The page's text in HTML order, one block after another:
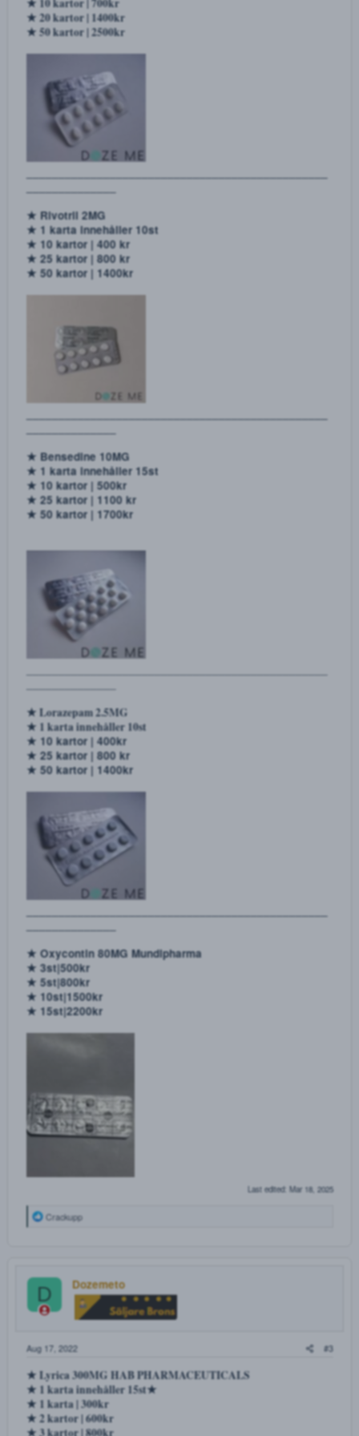
★ 50 kartor | 2000kr
______________
★ Zolpidem 10MG
★ 1 karta innehåller 10st
★ 10 kartor | 700kr
★ 20 kartor | 1400kr
★ 50 kartor | 2500kr
★ Rivotril 2MG
★ 1 karta innehåller 10st
★ 10 kartor | 400 kr
★ 25 kartor | 800 kr
______________
★ Bensedine 10MG
★ 1 karta innehåller 15st
★ 10 kartor | 500kr
★ 25 kartor | 1100 kr
★ 50 kartor | 1700kr
______________
★ Lorazepam 2.5MG
★ 50 kartor | 1400kr
★ Oxycontin 80MG Mundipharma
★ 3st|500kr
★ 10st|1500kr